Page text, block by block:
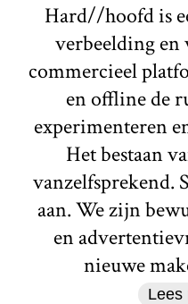
Hard//hoofd is
verbeelding en
commercieel
en offline de
experimenteren
Het bestaan
vanzelfsprekend.
aan. We zijn
en
nieuwe
Lees